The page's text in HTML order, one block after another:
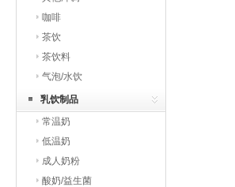
咖啡
茶饮
茶饮料
气泡/水饮
乳饮制品
常温奶
低温奶
成人奶粉
酸奶/益生菌